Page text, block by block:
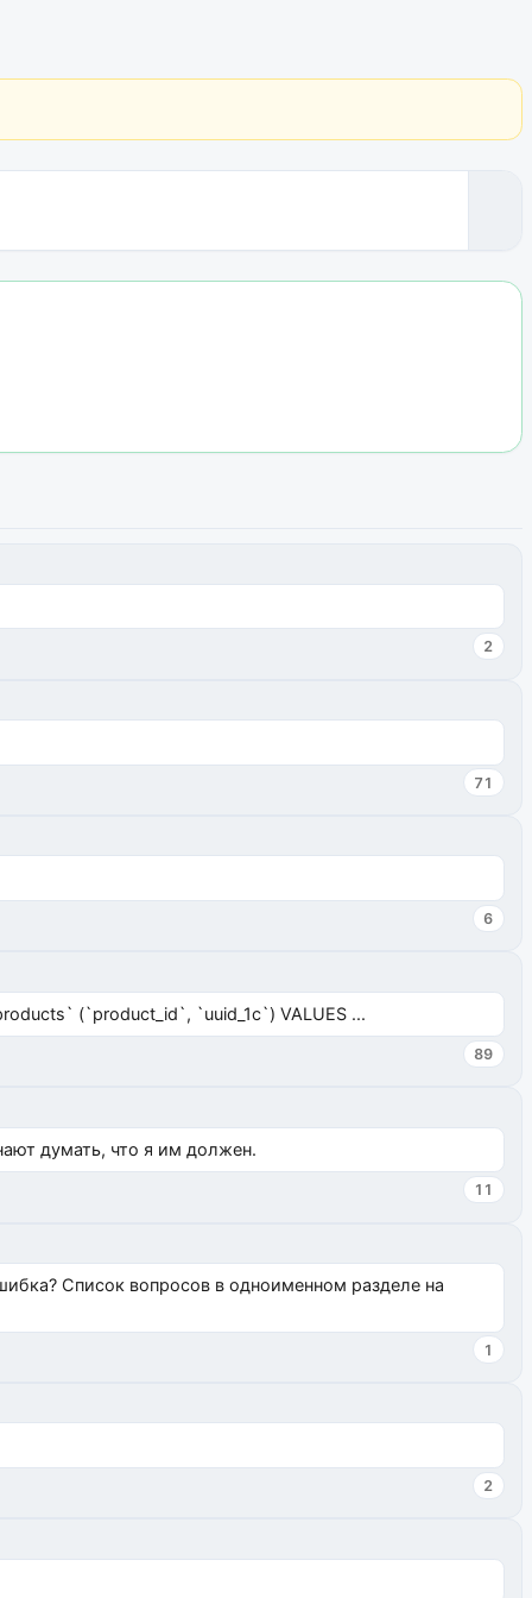
2
71
6
(`product_id`, `uuid_1c`) VALUES ...
89
думать, что я им должен.
11
Список вопросов в одноименном разделе на
1
2